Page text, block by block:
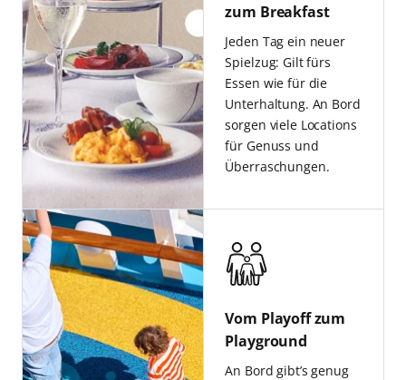
Jeden Tag ein neuer
Spielzug: Gilt fürs
Essen wie für die
Unterhaltung. An Bord
sorgen viele Locations
für Genuss und
Überraschungen.
zum Breakfast
An Bord gibt’s genug
Vom Playoff zum
Playground